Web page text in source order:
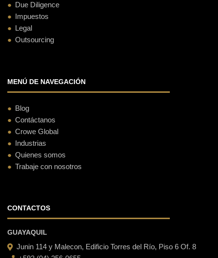
Due Diligence
Impuestos
Legal
Outsourcing
MENÚ DE NAVEGACIÓN
Blog
Contáctanos
Crowe Global
Industrias
Quienes somos
Trabaje con nosotros
CONTACTOS
GUAYAQUIL
Junin 114 y Malecon, Edificio Torres del Río, Piso 6 Of. 8